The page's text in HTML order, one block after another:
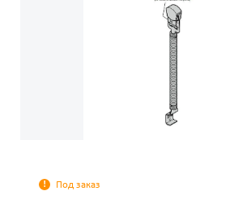
Под заказ